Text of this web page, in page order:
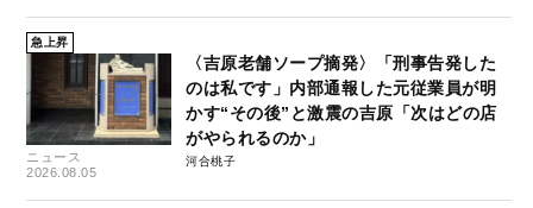
急上昇
ニュース
2026.08.05
〈吉原老舗ソープ摘発〉「刑事告発した
のは私です」内部通報した元従業員が明
かす“その後”と激震の吉原「次はどの店
がやられるのか」
河合桃子